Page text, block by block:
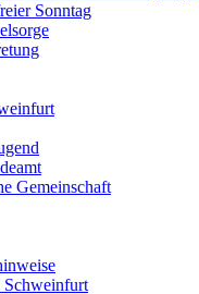
Sonntag
Gemeinschaft
Schweinfurt